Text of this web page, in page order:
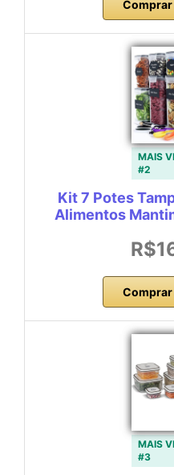
Comprar
MAIS
#2
Kit 7 Potes
Alimentos
Comprar
MAIS
#3